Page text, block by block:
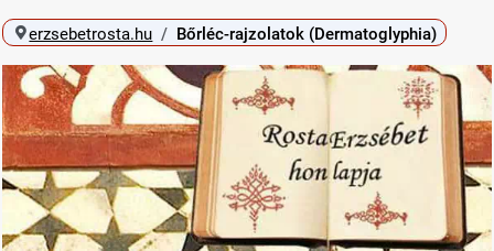
erzsebetrosta.hu Bőrléc-rajzolatok (Dermatoglyphia)